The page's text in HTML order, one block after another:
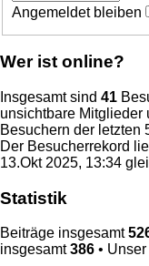
Angemeldet bleiben
Wer ist online?
Insgesamt sind 41
unsichtbare Mitglieder
Besuchern der letzten
Der Besucherrekord
13.Okt 2025, 13:34
Statistik
Beiträge insgesamt
insgesamt386 •